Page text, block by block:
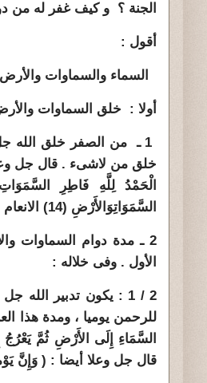
الجنة ؟ و كيف غفر له من
أقول :
السماء والسماوات
أولا : خلق السماوات
1 ـ من الصفر خلق الله
خلق من لاشىء . قال جل
السَّمَوَاتِوَالأَرْضِ (14)
الأول . وفى خلاله :
2 / 1 : يكون تدبير
للرحمن يوميا ، ومدة هذا
قال جل وعلا أيضا : ( وَإِنَّ يَوْماً